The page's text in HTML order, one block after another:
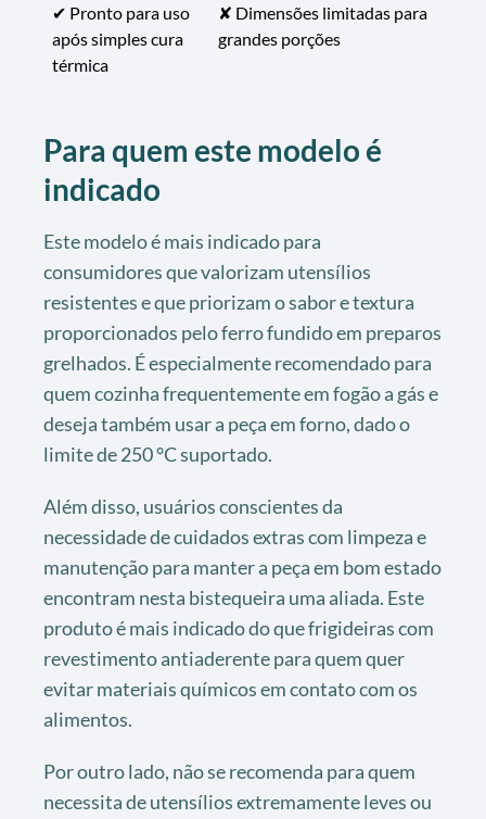
✔ Pronto para uso
após simples cura
térmica
✘ Dimensões limitadas para
grandes porções
Para quem este modelo é
indicado
Este modelo é mais indicado para
consumidores que valorizam utensílios
resistentes e que priorizam o sabor e textura
proporcionados pelo ferro fundido em preparos
grelhados. É especialmente recomendado para
quem cozinha frequentemente em fogão a gás e
deseja também usar a peça em forno, dado o
limite de 250 °C suportado.
Além disso, usuários conscientes da
necessidade de cuidados extras com limpeza e
manutenção para manter a peça em bom estado
encontram nesta bistequeira uma aliada. Este
produto é mais indicado do que frigideiras com
revestimento antiaderente para quem quer
evitar materiais químicos em contato com os
alimentos.
Por outro lado, não se recomenda para quem
necessita de utensílios extremamente leves ou